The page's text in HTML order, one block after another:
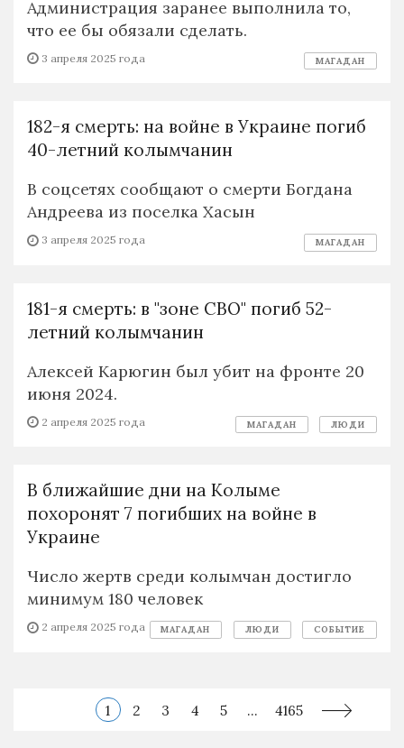
Администрация заранее выполнила то,
что ее бы обязали сделать.
3 апреля 2025 года МАГАДАН
182-я смерть: на войне в Украине погиб
40-летний колымчанин
В соцсетях сообщают о смерти Богдана
Андреева из поселка Хасын
3 апреля 2025 года МАГАДАН
181-я смерть: в "зоне СВО" погиб 52-
летний колымчанин
Алексей Карюгин был убит на фронте 20
июня 2024.
2 апреля 2025 года МАГАДАН ЛЮДИ
В ближайшие дни на Колыме
похоронят 7 погибших на войне в
Украине
Число жертв среди колымчан достигло
минимум 180 человек
2 апреля 2025 года МАГАДАН ЛЮДИ СОБЫТИЕ
1 2 3 4 5 ... 4165